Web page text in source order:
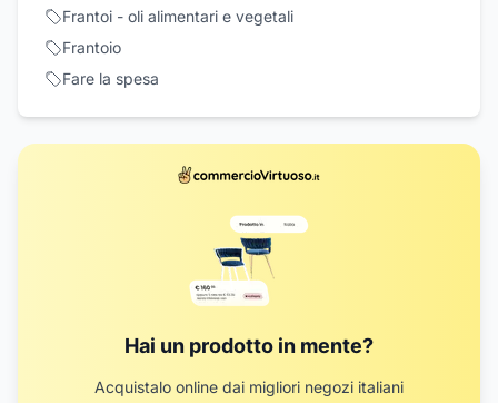
Frantoi - oli alimentari e vegetali
Frantoio
Fare la spesa
Hai un prodotto in mente?
Acquistalo online dai migliori negozi italiani